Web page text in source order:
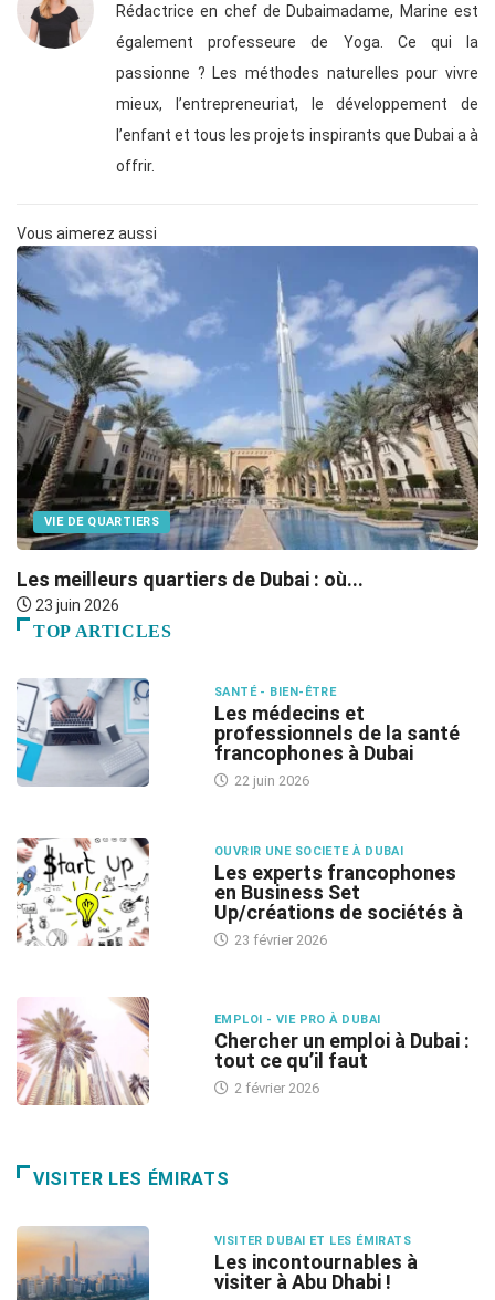
Rédactrice en chef de Dubaimadame, Marine est
également professeure de Yoga. Ce qui la
passionne ? Les méthodes naturelles pour vivre
mieux, l’entrepreneuriat, le développement de
l’enfant et tous les projets inspirants que Dubai a à
offrir.
Vous aimerez aussi
VIE DE QUARTIERS
Les meilleurs quartiers de Dubai : où...
23 juin 2026
TOP ARTICLES
SANTÉ - BIEN-ÊTRE
Les médecins et
professionnels de la santé
francophones à Dubai
22 juin 2026
OUVRIR UNE SOCIETE À DUBAI
Les experts francophones
en Business Set
Up/créations de sociétés à
23 février 2026
EMPLOI - VIE PRO À DUBAI
Chercher un emploi à Dubai :
tout ce qu’il faut
2 février 2026
VISITER LES ÉMIRATS
VISITER DUBAI ET LES ÉMIRATS
Les incontournables à
visiter à Abu Dhabi !